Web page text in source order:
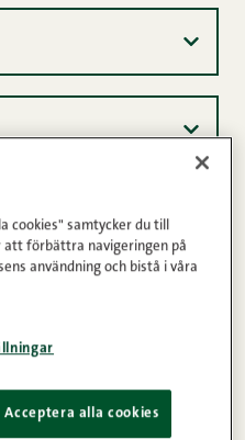
cookies" samtycker du till
att förbättra navigeringen på
användning och bistå i våra
Acceptera alla cookies